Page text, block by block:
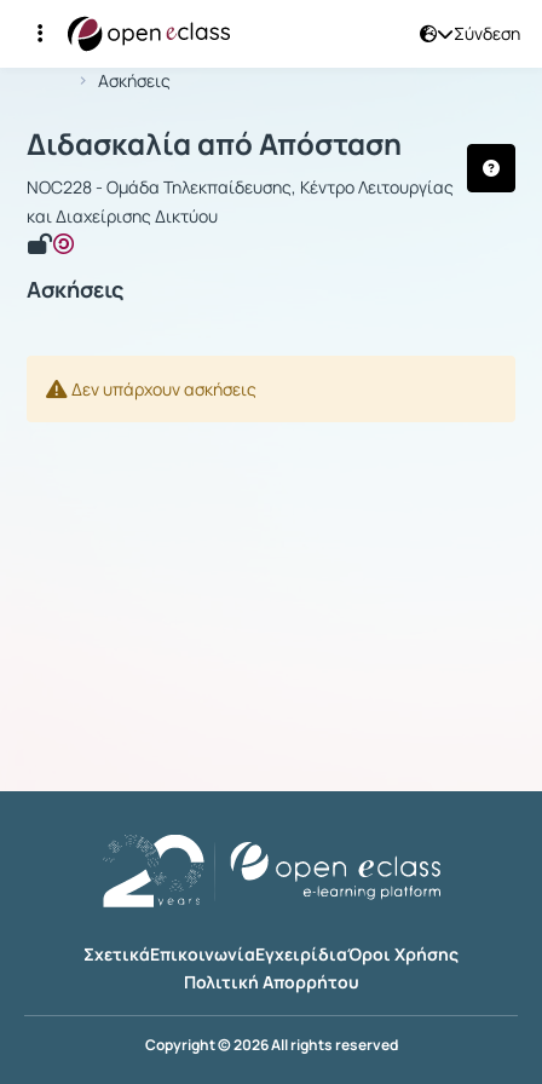
Σύνδεση
Αρχική Σελίδα
Ασκήσεις
Μάθημα : Διδασκαλία από Απόσταση
Διδασκαλία από Απόσταση
NOC228 - Ομάδα Τηλεκπαίδευσης, Κέντρο Λειτουργίας
και Διαχείρισης Δικτύου
Ασκήσεις
Δεν υπάρχουν ασκήσεις
ΣχετικάΕπικοινωνίαΕγχειρίδιαΌροι Χρήσης
Πολιτική Απορρήτου
Copyright © 2026 All rights reserved